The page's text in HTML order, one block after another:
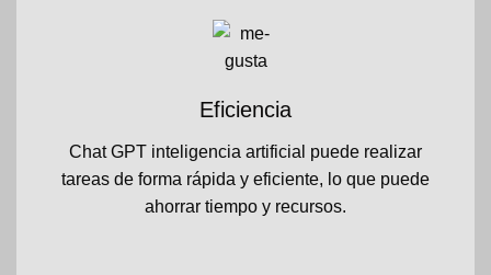
Eficiencia
Chat GPT inteligencia artificial puede realizar
tareas de forma rápida y eficiente, lo que puede
ahorrar tiempo y recursos.